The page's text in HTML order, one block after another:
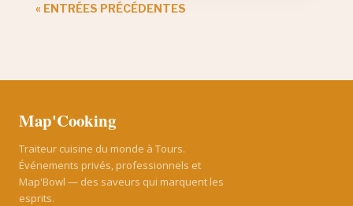
« ENTRÉES PRÉCÉDENTES
Map'Cooking
Traiteur cuisine du monde à Tours.
Événements privés, professionnels et
Map'Bowl — des saveurs qui marquent les
esprits.